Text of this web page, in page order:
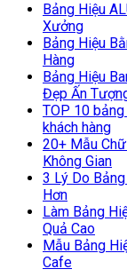
Bảng Hiệu
Xưởng
Bảng Hiệu
Hàng
Bảng Hiệu
Đẹp Ấn
TOP 10
khách hàng
20+ Mẫu
Không Gian
3 Lý Do
Hơn
Làm Bảng
Quả Cao
Mẫu Bảng
Cafe